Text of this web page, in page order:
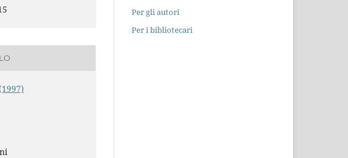
Per gli autori
Per i bibliotecari